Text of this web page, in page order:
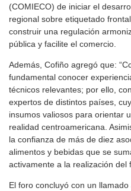
(COMIECO) de iniciar el
regional sobre etiquetado
construir una regulación
pública y facilite el comercio.
Además, Cofiño agregó que:
fundamental conocer
técnicos relevantes; por ello,
expertos de distintos países,
insumos valiosos para orientar
realidad centroamericana.
la confianza de más de diez
alimentos y bebidas que se
activamente a la realización del
El foro concluyó con un